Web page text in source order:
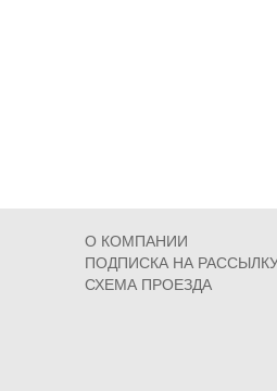
О КОМПАНИИ
ПОДПИСКА НА
СХЕМА ПРОЕЗДА